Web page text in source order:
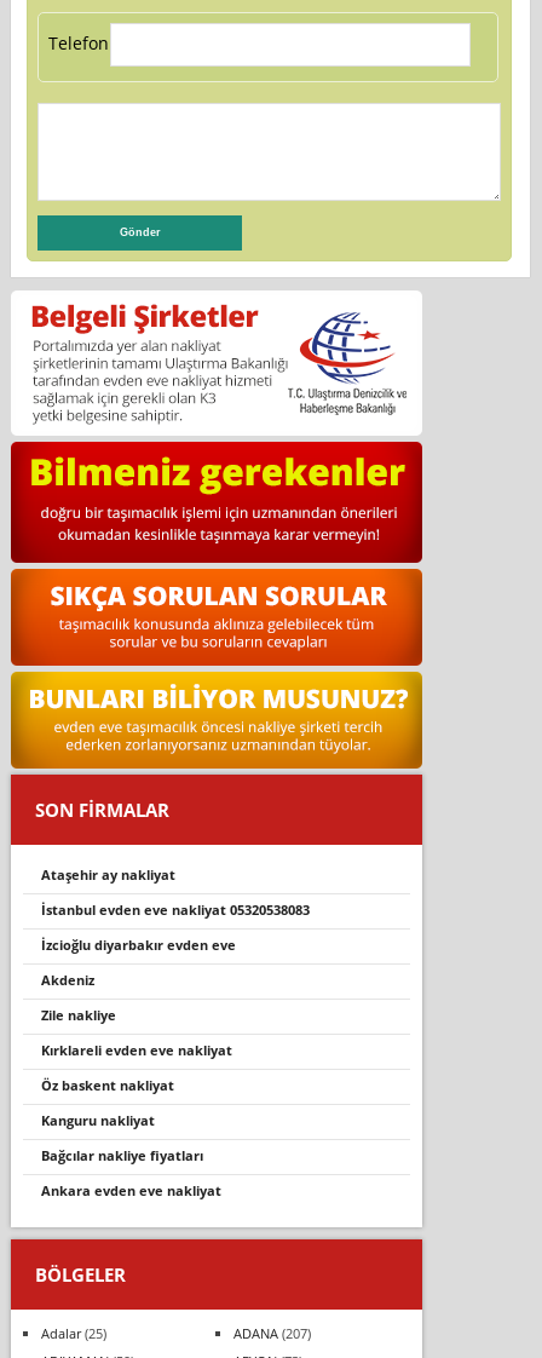
Telefon:
SON FİRMALAR
ataşehir ay nakliyat
i̇stanbul evden eve nakli̇yat 05320538083
i̇zcioğlu diyarbakır evden eve
akdeni̇z
zi̇le nakli̇ye
kirklareli̇ evden eve nakli̇yat
öz baskent nakli̇yat
kanguru nakliyat
bağcılar nakliye fiyatları
ankara evden eve nakliyat
BÖLGELER
Adalar(25) ADANA(207)